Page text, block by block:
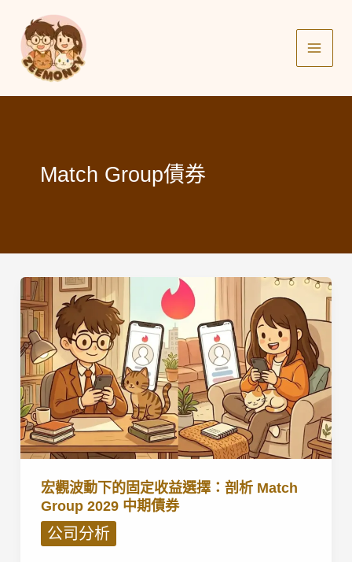
content
Match Group債券
宏觀波動下的固定收益選擇：剖析 Match
Group 2029 中期債券
公司分析